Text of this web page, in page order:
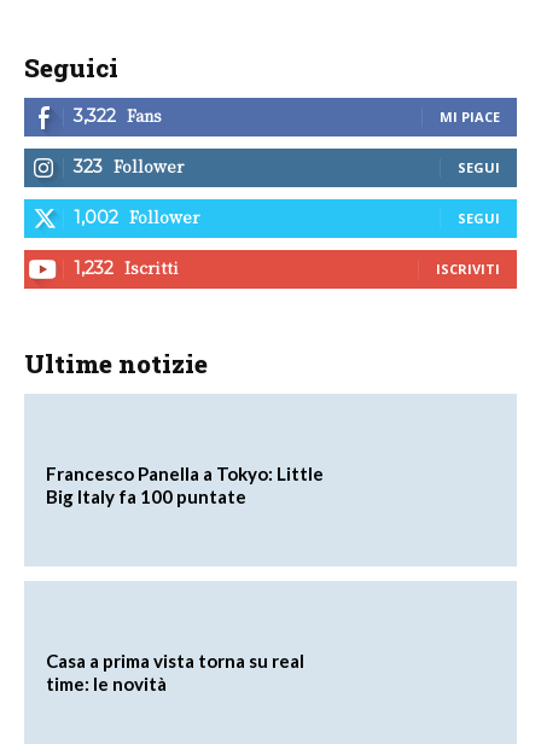
Seguici
3,322 Fans MI PIACE
323 Follower SEGUI
1,002 Follower SEGUI
1,232 Iscritti ISCRIVITI
Ultime notizie
Francesco Panella a Tokyo: Little
Big Italy fa 100 puntate
Casa a prima vista torna su real
time: le novità